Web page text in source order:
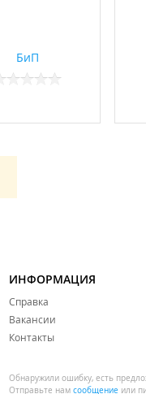
БиП
ИНФОРМАЦИЯ
Справка
Вакансии
Контакты
Обнаружили ошибку, есть
Отправьте нам сообщение или